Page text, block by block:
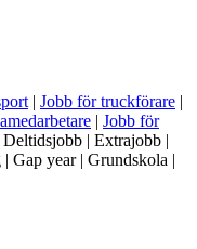
| Jobb för truckförare |
| Jobb för
| Extrajobb |
Gap year | Grundskola |